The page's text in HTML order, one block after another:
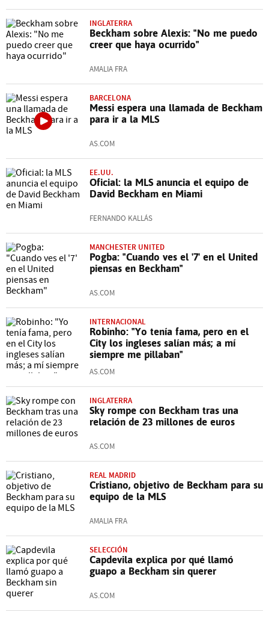
INGLATERRA
Beckham sobre Alexis: "No me puedo
creer que haya ocurrido"
AMALIA FRA
BARCELONA
Messi espera una llamada de Beckham
para ir a la MLS
AS.COM
EE.UU.
Oficial: la MLS anuncia el equipo de
David Beckham en Miami
FERNANDO KALLÁS
MANCHESTER UNITED
Pogba: "Cuando ves el '7' en el United
piensas en Beckham"
AS.COM
INTERNACIONAL
Robinho: "Yo tenía fama, pero en el
City los ingleses salían más; a mí
siempre me pillaban"
AS.COM
INGLATERRA
Sky rompe con Beckham tras una
relación de 23 millones de euros
AS.COM
REAL MADRID
Cristiano, objetivo de Beckham para su
equipo de la MLS
AMALIA FRA
SELECCIÓN
Capdevila explica por qué llamó
guapo a Beckham sin querer
AS.COM